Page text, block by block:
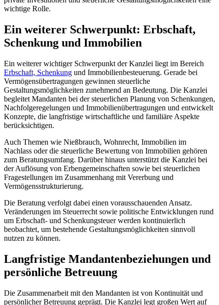
wichtige Rolle.
Ein weiterer Schwerpunkt: Erbschaft,
Schenkung und Immobilien
Ein weiterer wichtiger Schwerpunkt der Kanzlei liegt im Bereich
Erbschaft, Schenkung und Immobilienbesteuerung. Gerade bei
Vermögensübertragungen gewinnen steuerliche
Gestaltungsmöglichkeiten zunehmend an Bedeutung. Die Kanzlei
begleitet Mandanten bei der steuerlichen Planung von Schenkungen,
Nachfolgeregelungen und Immobilienübertragungen und entwickelt
Konzepte, die langfristige wirtschaftliche und familiäre Aspekte
berücksichtigen.
Auch Themen wie Nießbrauch, Wohnrecht, Immobilien im
Nachlass oder die steuerliche Bewertung von Immobilien gehören
zum Beratungsumfang. Darüber hinaus unterstützt die Kanzlei bei
der Auflösung von Erbengemeinschaften sowie bei steuerlichen
Fragestellungen im Zusammenhang mit Vererbung und
Vermögensstrukturierung.
Die Beratung verfolgt dabei einen vorausschauenden Ansatz.
Veränderungen im Steuerrecht sowie politische Entwicklungen rund
um Erbschaft- und Schenkungsteuer werden kontinuierlich
beobachtet, um bestehende Gestaltungsmöglichkeiten sinnvoll
nutzen zu können.
Langfristige Mandantenbeziehungen und
persönliche Betreuung
Die Zusammenarbeit mit den Mandanten ist von Kontinuität und
persönlicher Betreuung geprägt. Die Kanzlei legt großen Wert auf